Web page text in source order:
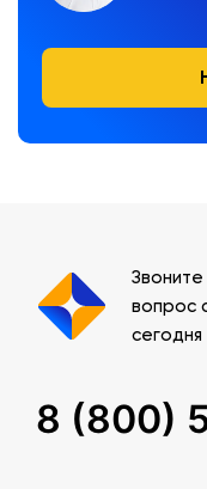
вопрос
сегодня
8 (800)